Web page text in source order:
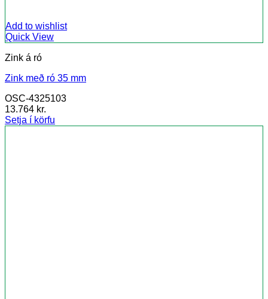
Add to wishlist
Quick View
Zink á ró
Zink með ró 35 mm
OSC-4325103
13.764 kr.
Setja í körfu